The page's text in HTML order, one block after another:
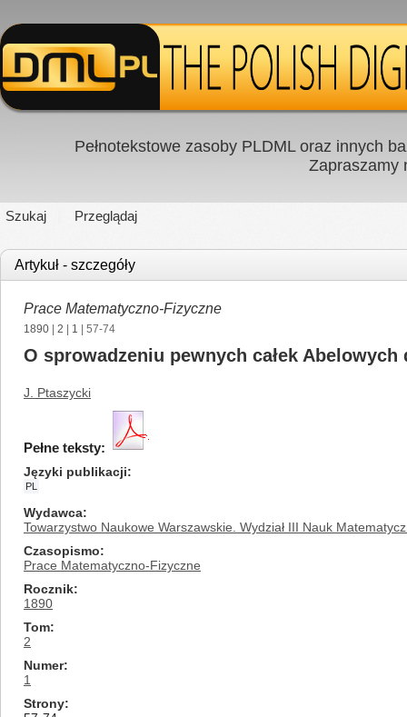
Pełnotekstowe zasoby PLDML oraz innych
Zapraszamy
Szukaj Przeglądaj
Artykuł - szczegóły
Prace Matematyczno-Fizyczne
1890 2 1 | 57-74
O sprowadzeniu pewnych całek
J. Ptaszycki
Pełne teksty:
Języki publikacji
PL
Wydawca
Towarzystwo Naukowe Warszawskie. Wydział III Nauk
Czasopismo
Prace Matematyczno-Fizyczne
Rocznik
1890
Tom
2
Numer
1
Strony